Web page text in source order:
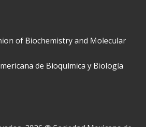
of Biochemistry and Molecular
de Bioquímica y Biología